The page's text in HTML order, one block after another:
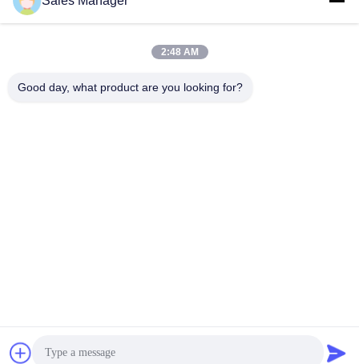
মাইক্রোফাইবার ভ্রমণ সেরা জিম
তোয়ালে ইভেন্টের জন্য ব্যাগ সহ
চীন ভাল মানের মাইক্রোফাইবার স্পোর্টস তোয়ালে সরবরাহকারী.কপিরাইট © 2022-
2026 microfibersportstowel.com . সব সত্ত্বসংরক্ষিত
2:48 AM
Good day, what product are you looking for?